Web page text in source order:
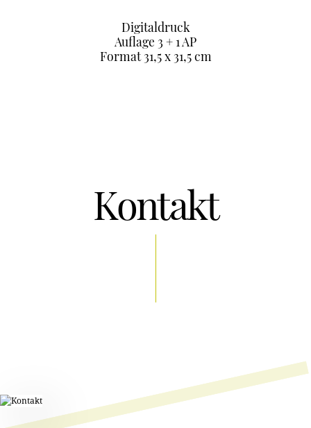
Digitaldruck
Auflage 3 + 1 AP
Format 31,5 x 31,5 cm
Kontakt